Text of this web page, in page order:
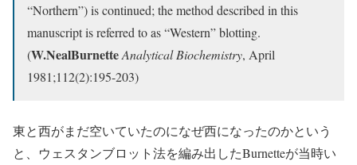
“Northern”) is continued; the method described in this
manuscript is referred to as “Western” blotting.
(W.NealBurnetteAnalytical Biochemistry, April
1981;112(2):195-203)
東と西がまだ空いていたのになぜ西になったのかという
と、ウェスタンブロット法を編み出したBurnetteが当時い